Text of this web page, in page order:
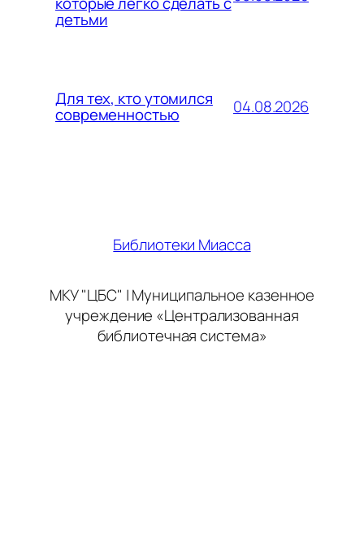
детьми
Для тех, кто утомился
современностью 04.08.2026
Библиотеки Миасса
МКУ "ЦБС" | Муниципальное казенное
учреждение «Централизованная
библиотечная система»